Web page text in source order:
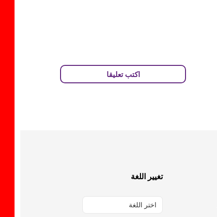
اكتب تعليقا
تغيير اللغة
اختر اللغة